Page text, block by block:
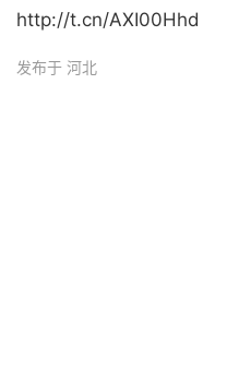
http://t.cn/AXI00Hhd ​
发布于 河北